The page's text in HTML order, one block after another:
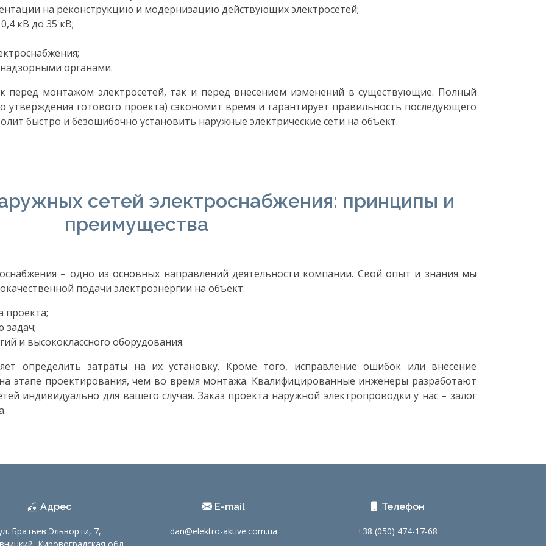
на реконструкцию и модернизацию действующих электросетей;
кВ до 35 кВ;
органами.
перед монтажом электросетей, так и перед внесением изменений в существующие. Полный
утверждения готового проекта) сэкономит время и гарантирует правильность последующего
быстро и безошибочно установить наружные электрические сети на объект.
сетей электроснабжения: принципы и
преимущества
– одно из основных направлений деятельности компании. Свой опыт и знания мы
подачи электроэнергии на объект.
проекта;
задач;
и высококлассного оборудования.
определить затраты на их установку. Кроме того, исправление ошибок или внесение
этапе проектирования, чем во время монтажа. Квалифицированные инженеры разработают
индивидуально для вашего случая. Заказ проекта наружной электропроводки у нас – залог
Адрес
Братьев Эльворти, 7,
E-mail
dan@elektro-aktive.com.ua
Телефон
+38 (050) 474-17-68